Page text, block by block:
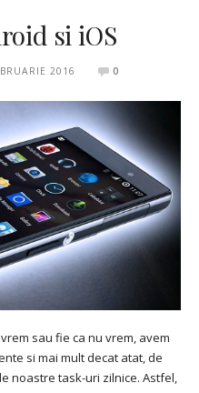
si iOS
2016 0
sau fie ca nu vrem, avem
si mai mult decat atat, de
noastre task-uri zilnice. Astfel,